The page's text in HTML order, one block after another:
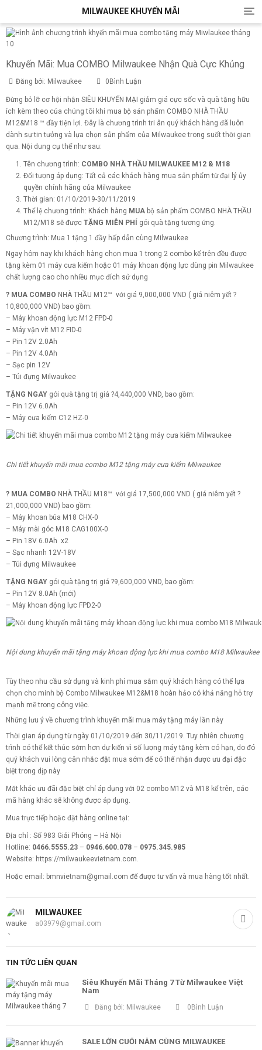
MILWAUKEE KHUYẾN MÃI
T
o
g
v
a
Khuyến Mãi: Mua COMBO Milwaukee Nhận Quà Cực Khủng
Đăng bởi: Milwaukee 0Bình Luận
Đừng bỏ lỡ cơ hội nhận SIÊU KHUYẾN MẠI giảm giá cực sốc và quà tặng hữu
ích kèm theo của chúng tôi khi mua bộ sản phẩm COMBO NHÀ THẦU
M12&M18 ™ đầy tiện lợi. Đây là chương trình tri ân quý khách hàng đã luôn
dành sự tin tưởng và lựa chọn sản phẩm của Milwaukee trong suốt thời gian
qua. Nội dung cụ thể như sau:
Tên chương trình: COMBO NHÀ THẦU MILWAUKEE M12 & M18
Đối tượng áp dụng: Tất cả các khách hàng mua sản phẩm từ đại lý ủy
quyền chính hãng của Milwaukee
Thời gian: 01/10/2019-30/11/2019
Thể lệ chương trình: Khách hàng MUA bộ sản phẩm COMBO NHÀ THẦU
M12/M18 sẽ được TẶNG MIỄN PHÍ
gói quà tặng tương ứng.
Chương trình: Mua 1 tặng 1 đầy hấp dẫn cùng Milwaukee
Ngay hôm nay khi khách hàng chọn mua 1 trong 2 combo kể trên đều được
tặng kèm 01 máy cưa kiếm hoặc 01 máy khoan động lực dùng pin Milwaukee
chất lượng cao cho nhiều mục đích sử dụng
? MUA COMBO NHÀ THẦU M12™ với giá 9,000,000 VND ( giá niêm yết ?
10,800,000 VND) bao gồm:
– Máy khoan động lực M12 FPD-0
– Máy vặn vít M12 FID-0
– Pin 12V 2.0Ah
– Pin 12V 4.0Ah
– Sạc pin 12V
– Túi đựng Milwaukee
TẶNG NGAY gói quà tặng trị giá ?4,440,000 VND, bao gồm:
– Pin 12V 6.0Ah
– Máy cưa kiếm C12 HZ-0
Chi tiết khuyến mãi mua combo M12 tặng máy cưa kiếm Milwaukee
? MUA COMBO NHÀ THẦU M18™ với giá 17,500,000 VND ( giá niêm yết ?
21,000,000 VND) bao gồm:
– Máy khoan búa M18 CHX-0
– Máy mài góc M18 CAG100X-0
– Pin 18V 6.0Ah x2
– Sạc nhanh 12V-18V
– Túi đựng Milwaukee
TẶNG NGAY gói quà tặng trị giá ?9,600,000 VND, bao gồm:
– Pin 12V 8.0Ah (mới)
– Máy khoan động lực FPD2-0
Nội dung khuyến mãi tặng máy khoan động lực khi mua combo M18 Milwaukee
Tùy theo nhu cầu sử dụng và kinh phí mua sắm quý khách hàng có thể lựa
chọn cho minh bộ Combo Milwaukee M12&M18 hoàn hảo có khả năng hỗ trợ
mạnh mẽ trong công việc.
Những lưu ý về chương trình khuyến mãi mua máy tặng máy lần này
Thời gian áp dụng từ ngày 01/10/2019 đến 30/11/2019. Tuy nhiên chương
trình có thể kết thúc sớm hơn dự kiến vì số lượng máy tặng kèm có hạn, do đó
quý khách vui lòng cân nhắc đặt mua sớm để có thể nhận được ưu đại đặc
biệt trong dịp này
Mặt khác ưu đãi đặc biệt chỉ áp dụng với 02 combo M12 và M18 kể trên, các
mã hàng khác sẽ không được áp dụng.
Mua trực tiếp hoặc đặt hàng online tại:
Địa chỉ : Số 983 Giải Phóng – Hà Nội
Hotline: 0466.5555.23 – 0946.600.078 – 0975.345.985
Website: https://milwaukeevietnam.com.
Hoặc email: bmnvietnam@gmail.com để được tư vấn và mua hàng tốt nhất.
MILWAUKEE
a03979@gmail.com
TIN TỨC LIÊN QUAN
Siêu Khuyến Mãi Tháng 7 Từ Milwaukee Việt
Nam
Đăng bởi: Milwaukee 0Bình Luận
SALE LỚN CUỐI NĂM CÙNG MILWAUKEE